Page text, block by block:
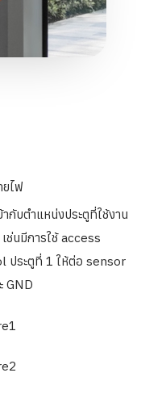
ไฟ
บตำแหน่งประตูที่ใช้งาน
ช่นมีการใช้ access
ประตูที่ 1 ให้ต่อ sensor
GND